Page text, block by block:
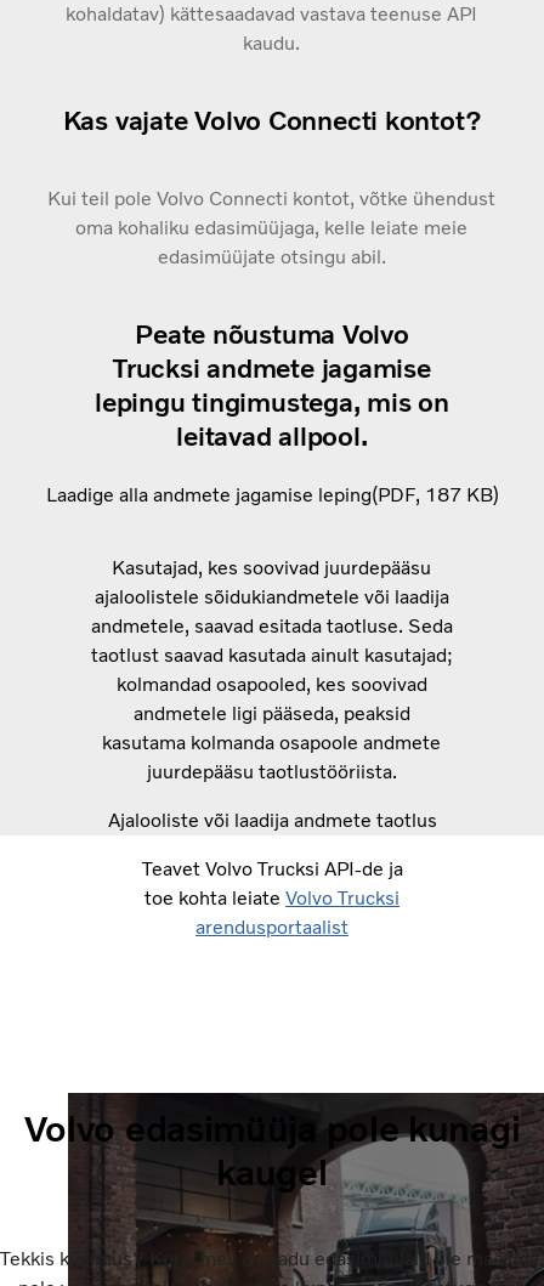
kohaldatav) kättesaadavad vastava teenuse API
kaudu.
Kas vajate Volvo Connecti kontot?
Kui teil pole Volvo Connecti kontot, võtke ühendust
oma kohaliku edasimüüjaga, kelle leiate meie
edasimüüjate otsingu abil.
Peate nõustuma Volvo
Trucksiandmete jagamise
lepingu tingimustega, mis on
leitavad allpool.
Laadige alla andmete jagamise leping PDF 187 KB
Kasutajad, kes soovivad juurdepääsu
ajaloolistele sõidukiandmetele või laadija
andmetele, saavad esitada taotluse. Seda
taotlust saavad kasutada ainult kasutajad;
kolmandad osapooled, kes soovivad
andmetele ligi pääseda, peaksid
kasutama kolmanda osapoole andmete
juurdepääsu taotlustööriista.
Ajalooliste või laadija andmete taotlus
Teavet Volvo Trucksi API-de ja
toe kohta leiate Volvo Trucksi
arendusportaalist
Volvo edasimüüja pole kunagi
kaugel
Tekkis küsimus? Kuna meil on sadu edasimüüjaid üle maailma,